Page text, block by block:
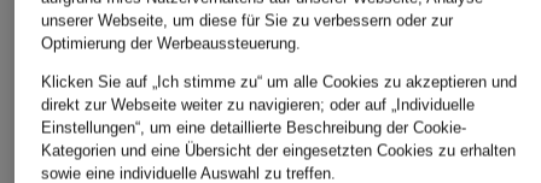
unserer Webseite, um diese für Sie zu verbessern oder zur
Optimierung der Werbeaussteuerung.
Klicken Sie auf „Ich stimme zu“ um alle Cookies zu akzeptieren und
direkt zur Webseite weiter zu navigieren; oder auf „Individuelle
Einstellungen“, um eine detaillierte Beschreibung der Cookie-
Kategorien und eine Übersicht der eingesetzten Cookies zu erhalten
sowie eine individuelle Auswahl zu treffen.